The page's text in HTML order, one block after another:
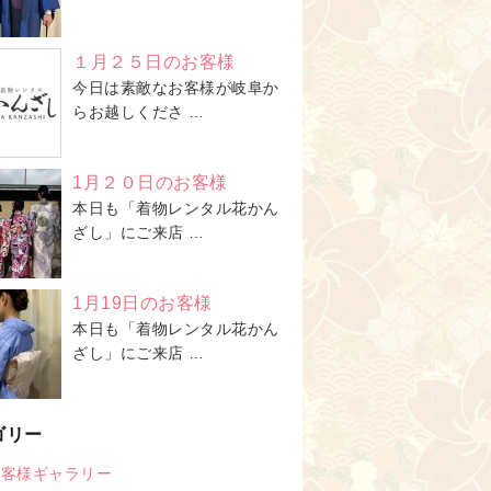
１月２５日のお客様
今日は素敵なお客様が岐阜か
らお越しくださ …
1月２０日のお客様
本日も「着物レンタル花かん
ざし」にご来店 …
1月19日のお客様
本日も「着物レンタル花かん
ざし」にご来店 …
リー
様ギャラリー